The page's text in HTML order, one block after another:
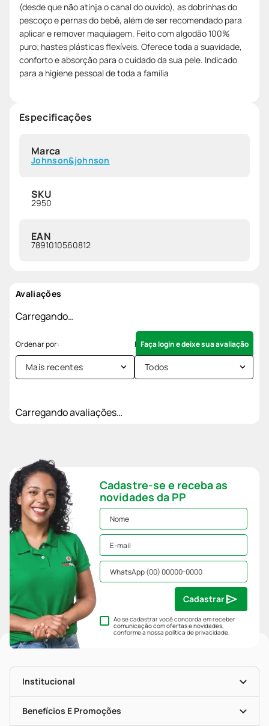
(desde que não atinja o canal do ouvido), as dobrinhas do
pescoço e pernas do bebê, além de ser recomendado para
aplicar e remover maquiagem. Feito com algodão 100%
puro; hastes plásticas flexíveis. Oferece toda a suavidade,
conforto e absorção para o cuidado da sua pele. Indicado
para a higiene pessoal de toda a família
Especificações
Marca
Johnson&johnson
SKU
2950
EAN
7891010560812
Avaliações
Carregando…
Faça login e deixe sua avaliação
Mais recentes Todos
Carregando avaliações…
Cadastre-se e receba as
novidades da PP
Ao se cadastrar você concorda em receber
comunicação com ofertas e novidades,
conforme a nossapolítica de privacidade.
Cadastrar
Institucional
História
Nossas Lojas
Benefícios E Promoções